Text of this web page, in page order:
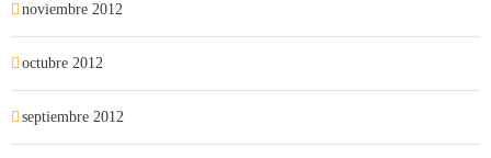
noviembre 2012
octubre 2012
septiembre 2012